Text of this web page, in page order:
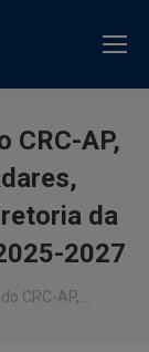
CRC-AP,
da
2027
CRC-AP,…